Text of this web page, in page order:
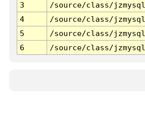
3
/source/class/
4
/source/class/
5
/source/class/
6
/source/class/